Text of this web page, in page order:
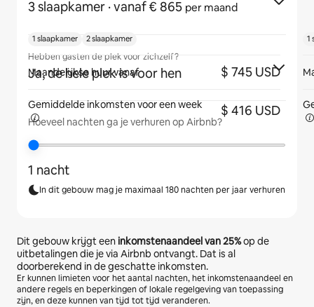
3 slaapkamer · vanaf € 865 per maand
Hebben gasten de plek voor zichzelf?
Ja, de hele plek is voor hen
Hoeveel nachten ga je verhuren op Airbnb?
1 nacht
In dit gebouw mag je maximaal 180 nachten per jaar verhuren
Dit gebouw krijgt eeninkomstenaandeel van25%op de
uitbetalingen die je via Airbnb ontvangt. Dat is al
doorberekend in de geschatte inkomsten.
Er kunnen limieten voor het aantal nachten, het inkomstenaandeel en
andere regels en beperkingen of lokale regelgeving van toepassing
zijn, en deze kunnen van tijd tot tijd veranderen.
1 slaapkamer 2 slaapkamer
Maandelijkse huur vanaf $ 745 USD
Gemiddelde inkomsten vooreen week $ 416 USD
1